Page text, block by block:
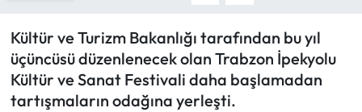
Kültür ve Turizm Bakanlığı tarafından bu yıl
üçüncüsü düzenlenecek olan Trabzon İpekyolu
Kültür ve Sanat Festivali daha başlamadan
tartışmaların odağına yerleşti.
BIK
ASTROLOJİ